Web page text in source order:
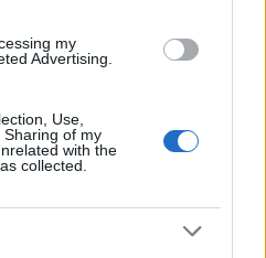
my
Advertising.
Use,
of my
with the
collected.
offendere)
credibile.
riuscito solo
rapporti attivi di
del Commonwealth